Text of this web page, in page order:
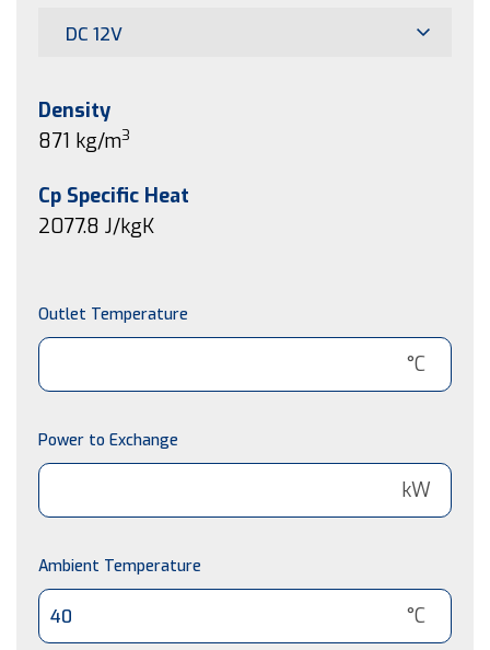
DC 12V
Density
871 kg/m3
Cp Specific Heat
2077.8 J/kgK
Outlet Temperature
°C
Power to Exchange
kW
Ambient Temperature
°C